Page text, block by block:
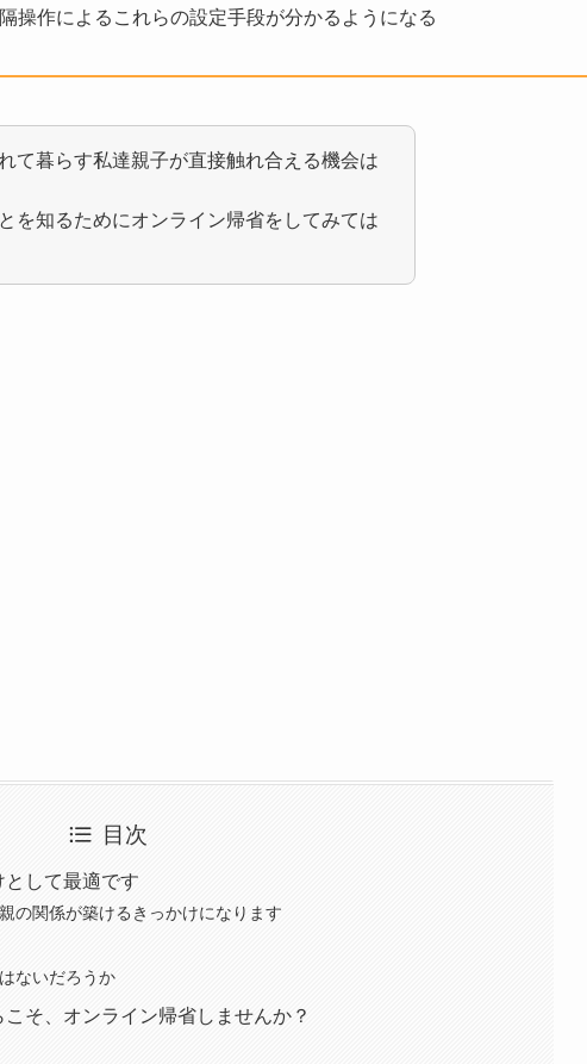
操作によるこれらの設定手段が分かるようになる
て暮らす私達親子が直接触れ合える機会は
を知るためにオンライン帰省をしてみては
目次
して最適です
の関係が築けるきっかけになります
ないだろうか
そ、オンライン帰省しませんか？